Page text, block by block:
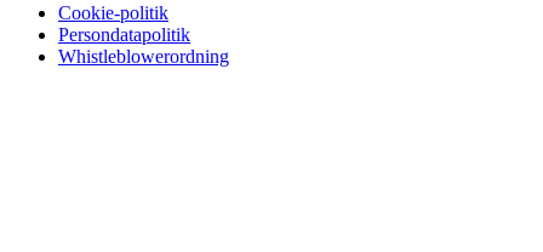
Cookie-politik
Persondatapolitik
Whistleblowerordning